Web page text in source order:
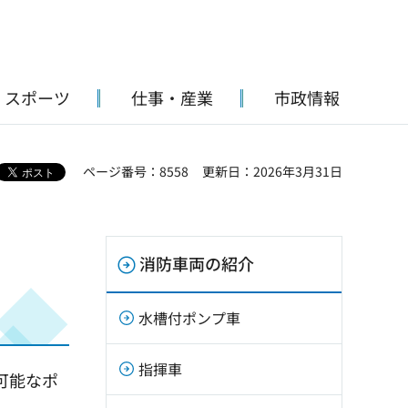
ポーツ 仕事・産業 市政情報
ページ番号：8558
更新日：2026年3月31日
能なポ
消防車両の紹介
水槽付ポンプ車
指揮車